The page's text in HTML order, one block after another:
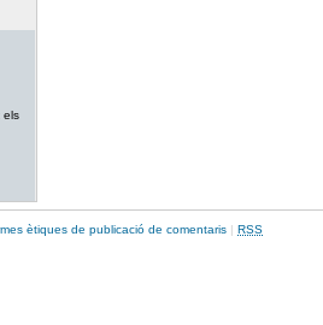
els
ètiques de publicació de comentaris | RSS